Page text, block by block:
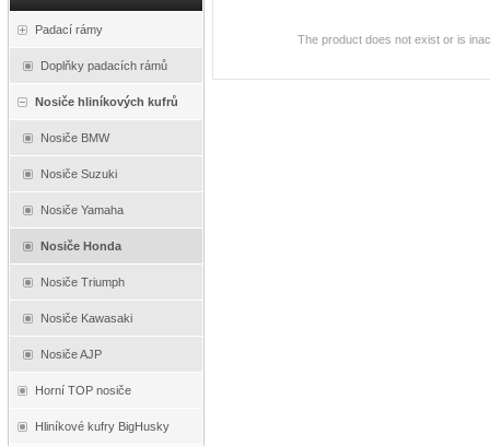
Padací rámy
Doplňky padacích rámů
Nosiče hliníkových kufrů
Nosiče BMW
Nosiče Suzuki
Nosiče Yamaha
Nosiče Honda
Nosiče Triumph
Nosiče Kawasaki
Nosiče AJP
Horní TOP nosiče
Hliníkové kufry BigHusky
The product does not exist or is